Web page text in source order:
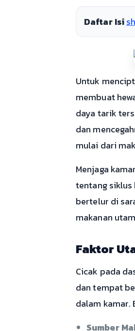
Daftar Isi
Untuk
membuat
daya tarik
dan
mulai dari
Menjaga
tentang siklus
bertelur di
makanan
Faktor
Cicak pada
dan tempat
dalam kamar.
Sumber